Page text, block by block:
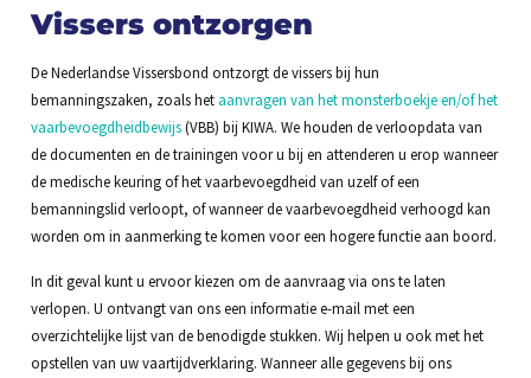
Vissers ontzorgen
De Nederlandse Vissersbond ontzorgt de vissers bij hun
bemanningszaken, zoals het aanvragen van het monsterboekje en/of het
vaarbevoegdheidbewijs(VBB) bij KIWA. We houden de verloopdata van
de documenten en de trainingen voor u bij en attenderen u erop wanneer
de medische keuring of het vaarbevoegdheid van uzelf of een
bemanningslid verloopt, of wanneer de vaarbevoegdheid verhoogd kan
worden om in aanmerking te komen voor een hogere functie aan boord.
In dit geval kunt u ervoor kiezen om de aanvraag via ons te laten
verlopen. U ontvangt van ons een informatie e-mail met een
overzichtelijke lijst van de benodigde stukken. Wij helpen u ook met het
opstellen van uw vaartijdverklaring. Wanneer alle gegevens bij ons